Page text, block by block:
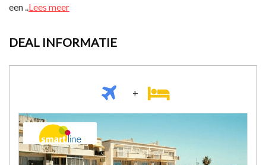
een .. Lees meer
DEAL INFORMATIE
+